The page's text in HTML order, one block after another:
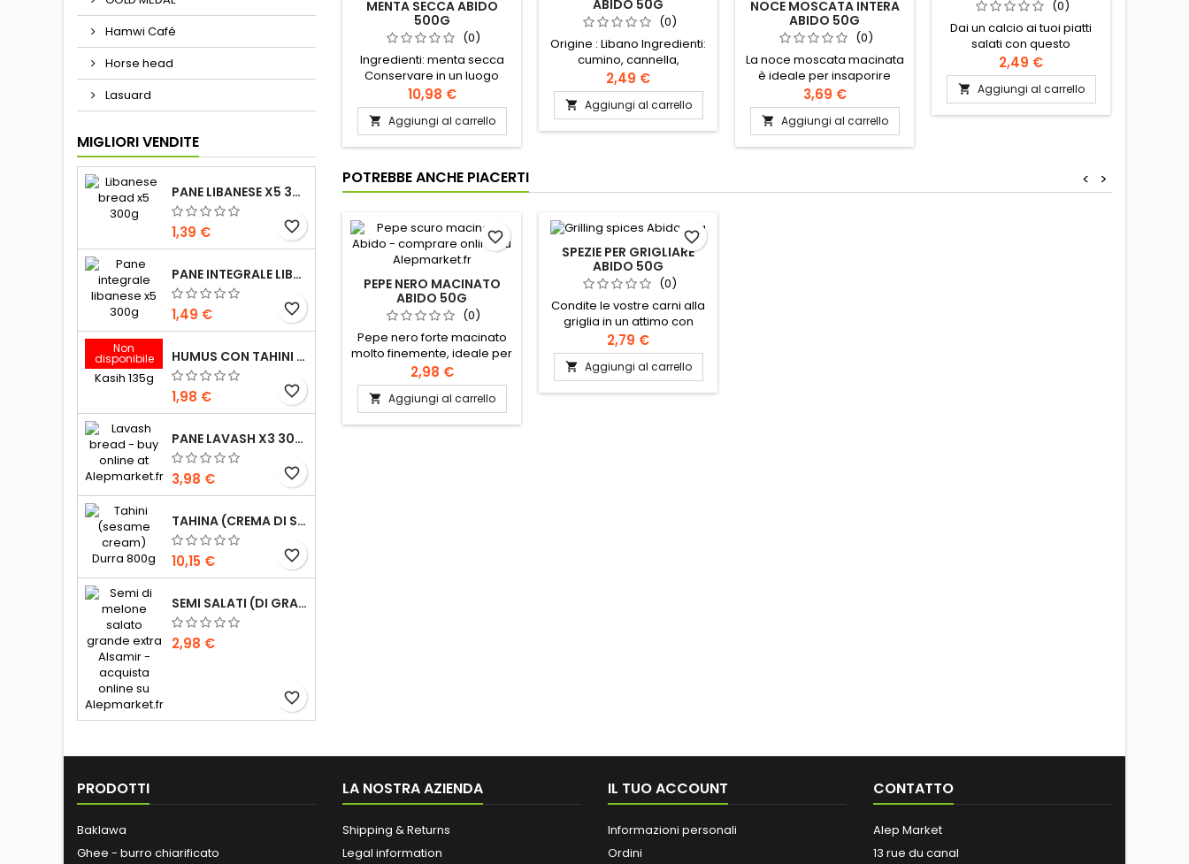
Hamwi Café
Horse head
Lasuard
MIGLIORI VENDITE
PANE LIBANESE X5 300G
1,39 € favorite_border
PANE INTEGRALE LIBANESE X5 300G
1,49 € favorite_border
Non
disponibile HUMUS CON TAHINI KASIH 135G
1,98 € favorite_border
PANE LAVASH X3 300G
3,98 € favorite_border
TAHINA (CREMA DI SESAMO) DURRA 800G
10,15 € favorite_border
SEMI SALATI (DI GRANDI DIMENSIONI) ALSAMIR 300G
2,98 €
favorite_border
MENTA SECCA ABIDO
500G
(0)
Ingredienti: menta secca
Conservare in un luogo
fresco e asciutto.
10,98 €
 Aggiungi al carrello
ABIDO 50G
(0)
Origine : Libano Ingredienti:
cumino, cannella,
peperoncino Conservare in
un luogo fresco e asciutto.
2,49 €
 Aggiungi al carrello
NOCE MOSCATA INTERA
ABIDO 50G
(0)
La noce moscata macinata
è ideale per insaporire
bechamels, purè, carni,
zuppe e verdure. Origine:
Libano Ingredienti: noce
moscata Conservare in un
3,69 €
 Aggiungi al carrello
(0)
Dai un calcio ai tuoi piatti
salati con questo
peperoncino di
Abido.Origine: Libano
2,49 €
 Aggiungi al carrello
POTREBBE ANCHE PIACERTI >
<
PEPE NERO MACINATO
ABIDO 50G
(0)
Pepe nero forte macinato
molto finemente, ideale per
condire. Origine: Libano
Ingredienti: pepe nero
macinato
2,98 €
 Aggiungi al carrello
favorite_border
SPEZIE PER GRIGLIARE
ABIDO 50G
(0)
Condite le vostre carni alla
griglia in un attimo con
questa miscela di spezie di
Abido. Origine: Libano
Ingredienti: cannella, pepe
nero, sale, mahaleb, noce
2,79 €
 Aggiungi al carrello
favorite_border
PRODOTTI
Baklawa
Ghee - burro chiarificato
LA NOSTRA AZIENDA
Shipping & Returns
Legal information
IL TUO ACCOUNT
Informazioni personali
Ordini
CONTATTO
Alep Market
13 rue du canal